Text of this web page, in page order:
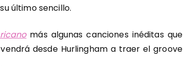
último sencillo.
más algunas canciones inéditas que
vendrá desde Hurlingham a traer el groove